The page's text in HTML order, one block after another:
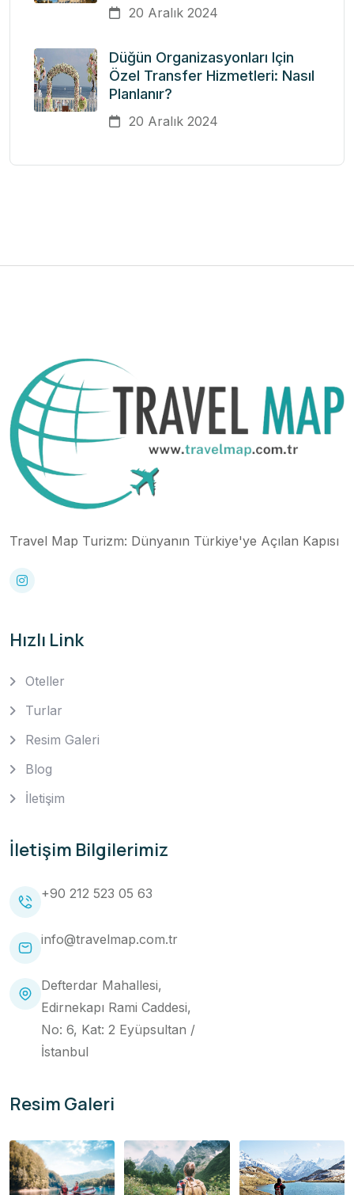
20 Aralık 2024
Düğün Organizasyonları Için
Özel Transfer Hizmetleri: Nasıl
Planlanır?
20 Aralık 2024
Travel Map Turizm: Dünyanın Türkiye'ye Açılan Kapısı
Hızlı Link
Oteller
Turlar
Resim Galeri
Blog
İletişim
İletişim Bilgilerimiz
+90 212 523 05 63
info@travelmap.com.tr
Defterdar Mahallesi,
Edirnekapı Rami Caddesi,
No: 6, Kat: 2 Eyüpsultan /
İstanbul
Resim Galeri